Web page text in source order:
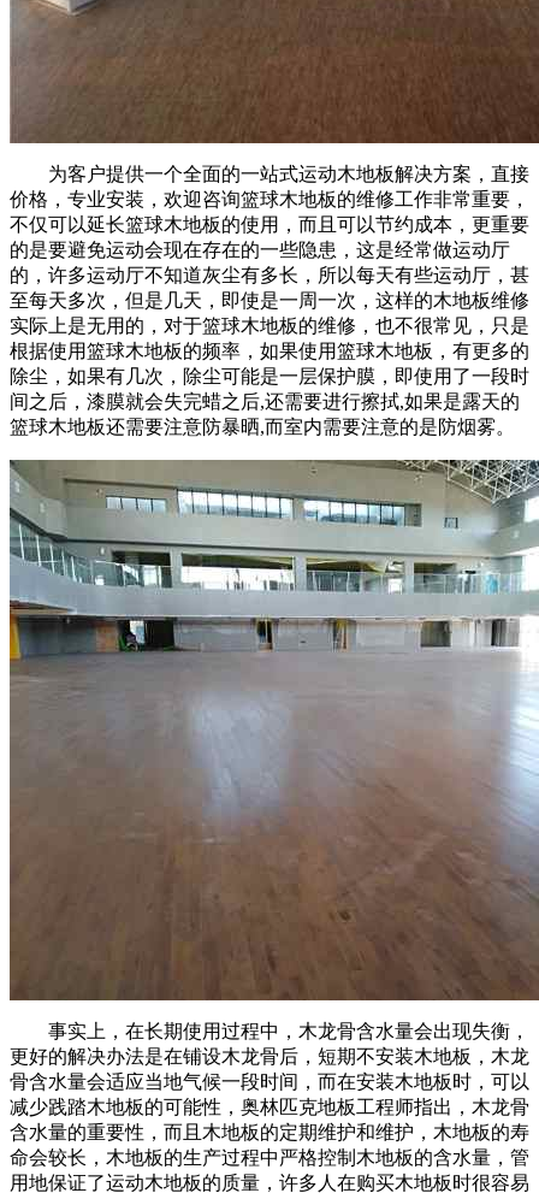
为客户提供一个全面的一站式运动木地板解决方案，直接
价格，专业安装，欢迎咨询篮球木地板的维修工作非常重要，
不仅可以延长篮球木地板的使用，而且可以节约成本，更重要
的是要避免运动会现在存在的一些隐患，这是经常做运动厅
的，许多运动厅不知道灰尘有多长，所以每天有些运动厅，甚
至每天多次，但是几天，即使是一周一次，这样的木地板维修
实际上是无用的，对于篮球木地板的维修，也不很常见，只是
根据使用篮球木地板的频率，如果使用篮球木地板，有更多的
除尘，如果有几次，除尘可能是一层保护膜，即使用了一段时
间之后，漆膜就会失完蜡之后,还需要进行擦拭,如果是露天的
篮球木地板还需要注意防暴晒,而室内需要注意的是防烟雾。
事实上，在长期使用过程中，木龙骨含水量会出现失衡，
更好的解决办法是在铺设木龙骨后，短期不安装木地板，木龙
骨含水量会适应当地气候一段时间，而在安装木地板时，可以
减少践踏木地板的可能性，奥林匹克地板工程师指出，木龙骨
含水量的重要性，而且木地板的定期维护和维护，木地板的寿
命会较长，木地板的生产过程中严格控制木地板的含水量，管
用地保证了运动木地板的质量，许多人在购买木地板时很容易